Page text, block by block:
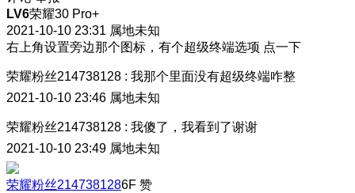
LV6荣耀30 Pro+
2021-10-10 23:31 属地未知
右上角设置旁边那个图标，有个超级终端选项 点一下
荣耀粉丝214738128 : 我那个里面没有超级终端咋整
2021-10-10 23:46 属地未知
荣耀粉丝214738128 : 我傻了，我看到了谢谢
2021-10-10 23:49 属地未知
荣耀粉丝2147381286F 赞